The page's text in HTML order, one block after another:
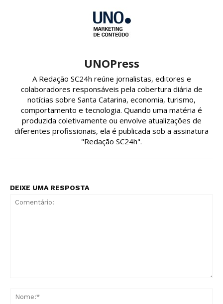
UNOPress
A Redação SC24h reúne jornalistas, editores e
colaboradores responsáveis pela cobertura diária de
notícias sobre Santa Catarina, economia, turismo,
comportamento e tecnologia. Quando uma matéria é
produzida coletivamente ou envolve atualizações de
diferentes profissionais, ela é publicada sob a assinatura
"Redação SC24h".
DEIXE UMA RESPOSTA